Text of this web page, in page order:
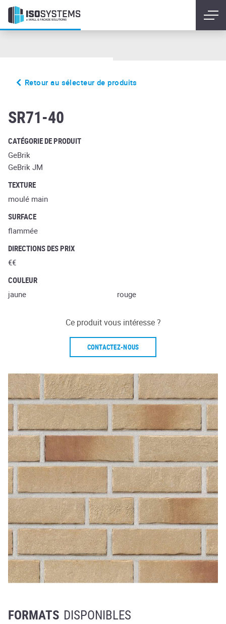
Retour au sélecteur de produits
SR71-40
CATÉGORIE DE PRODUIT
GeBrik
GeBrik JM
TEXTURE
moulé main
SURFACE
flammée
DIRECTIONS DES PRIX
€€
COULEUR
jaune
rouge
Ce produit vous intéresse ?
CONTACTEZ-NOUS
FORMATS DISPONIBLES